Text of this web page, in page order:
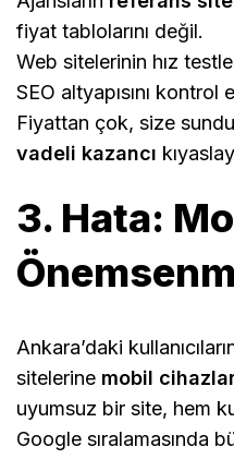
fiyat tablolarını değil.
Web sitelerinin hız
SEO altyapısını kontrol
Fiyattan çok, size
vadeli kazancı
3. Hata:
Ankara’daki
sitelerine mobil
uyumsuz bir site, hem
Google sıralamasında